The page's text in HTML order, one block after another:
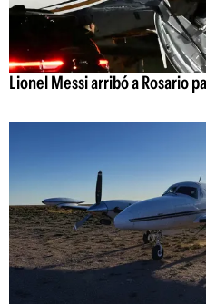
Lionel Messi arribó a Rosario